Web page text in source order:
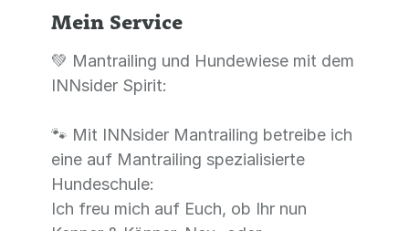
Mein Service
💚 Mantrailing und Hundewiese mit dem
INNsider Spirit:
🐾 Mit INNsider Mantrailing betreibe ich
eine auf Mantrailing spezialisierte
Hundeschule:
Ich freu mich auf Euch, ob Ihr nun